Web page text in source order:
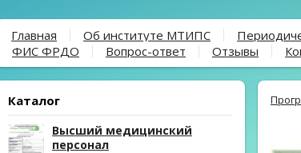
Главная Об институте МТИПС
ФИС ФРДО
Вопрос-ответ Отзывы
Каталог
Высший медицинский
персонал